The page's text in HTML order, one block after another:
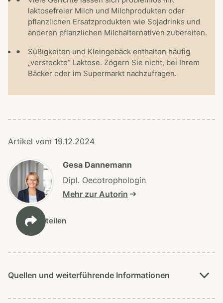
laktosefreier Milch und Milchprodukten oder
pflanzlichen Ersatzprodukten wie Sojadrinks und
anderen pflanzlichen Milchalternativen zubereiten.
Süßigkeiten und Kleingebäck enthalten häufig
„versteckte“ Laktose. Zögern Sie nicht, bei Ihrem
Bäcker oder im Supermarkt nachzufragen.
Artikel vom 19.12.2024
Gesa Dannemann
Dipl. Oecotrophologin
Mehr zur Autorin
teilen
Quellen und weiterführende Informationen